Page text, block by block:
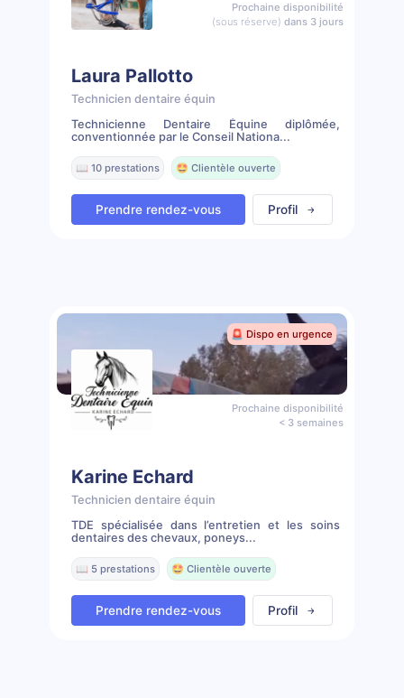
Prochaine disponibilité
(sous réserve) dans 3 jours
Laura Pallotto
Technicien dentaire équin
Technicienne Dentaire Équine diplômée,
conventionnée par le Conseil Nationa...
📖 10 prestations 🤩 Clientèle ouverte
Prendre rendez-vous Profil
🚨 Dispo en urgence
Prochaine disponibilité
< 3 semaines
Karine Echard
Technicien dentaire équin
TDE spécialisée dans l’entretien et les soins
dentaires des chevaux, poneys...
📖 5 prestations 🤩 Clientèle ouverte
Prendre rendez-vous Profil